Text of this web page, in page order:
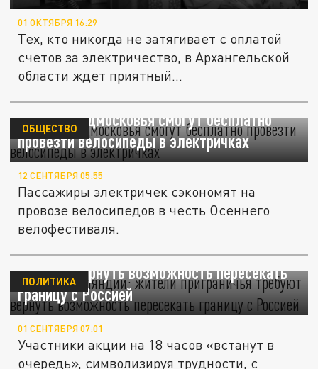
01 ОКТЯБРЯ 16:29
Тех, кто никогда не затягивает с оплатой
счетов за электричество, в Архангельской
области ждет приятный...
Жители Подмосковья смогут бесплатно
провезти велосипеды в электричках
ОБЩЕСТВО
12 СЕНТЯБРЯ 05:55
Пассажиры электричек сэкономят на
провозе велосипедов в честь Осеннего
велофестиваля.
Бунт в Финляндии: жители приграничья
требуют вернуть возможность пересекать
границу с Россией
ПОЛИТИКА
01 СЕНТЯБРЯ 07:01
Участники акции на 18 часов «встанут в
очередь», символизируя трудности, с